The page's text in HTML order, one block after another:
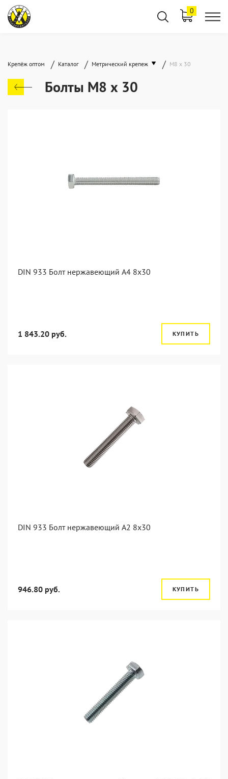
0
Крепёж оптом / Каталог / Метрический крепеж / М8 х 30
Болты М8 х 30
DIN 933 Болт нержавеющий А4 8х30
1 843.20 руб. КУПИТЬ
DIN 933 Болт нержавеющий А2 8х30
946.80 руб. КУПИТЬ